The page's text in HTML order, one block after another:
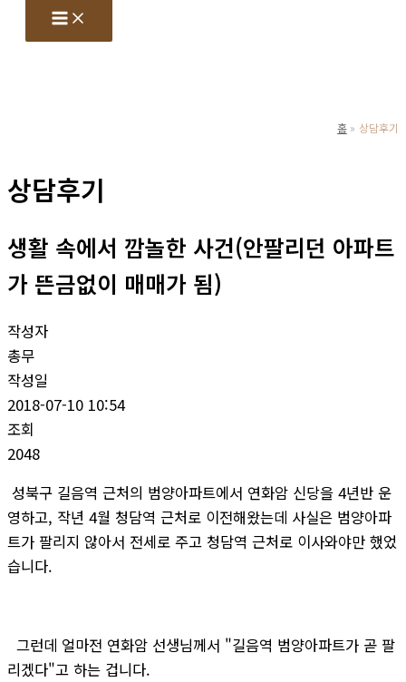
홈 상담후기
상담후기
생활 속에서 깜놀한 사건(안팔리던 아파트
가 뜬금없이 매매가 됨)
작성자
총무
작성일
2018-07-10 10:54
조회
2048
성북구 길음역 근처의 범양아파트에서 연화암 신당을 4년반 운
영하고, 작년 4월 청담역 근처로 이전해왔는데 사실은 범양아파
트가 팔리지 않아서 전세로 주고 청담역 근처로 이사와야만 했었
습니다.
그런데 얼마전 연화암 선생님께서 "길음역 범양아파트가 곧 팔
리겠다"고 하는 겁니다.